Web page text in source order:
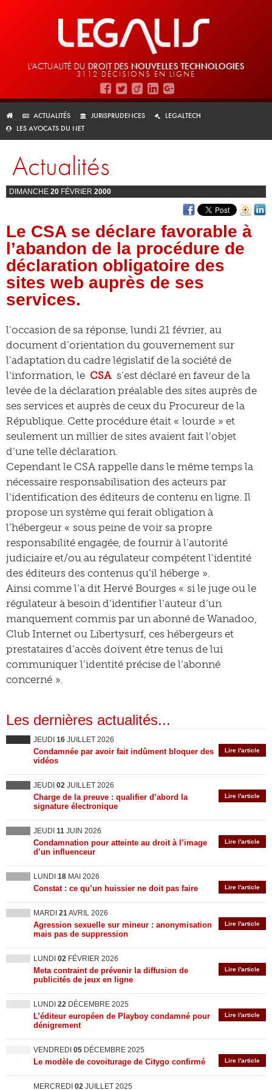
L'ACTUALITÉ DU DROIT DES NOUVELLES TECHNOLOGIES
3112 DÉCISIONS EN LIGNE
ACTUALITÉS JURISPRUDENCES
LEGALTECH
LES AVOCATS DU NET
Actualités
DIMANCHE 20 FÉVRIER 2000
Le CSA se déclare favorable à
l’abandon de la procédure de
déclaration obligatoire des
sites web auprès de ses
services.
l’occasion de sa réponse, lundi 21 février, au
document d’orientation du gouvernement sur
l’adaptation du cadre législatif de la société de
l’information, le CSA s’est déclaré en faveur de la
levée de la déclaration préalable des sites auprès de
ses services et auprès de ceux du Procureur de la
République. Cette procédure était « lourde » et
seulement un millier de sites avaient fait l’objet
d’une telle déclaration.
Cependant le CSA rappelle dans le même temps la
nécessaire responsabilisation des acteurs par
l’identification des éditeurs de contenu en ligne. Il
propose un système qui ferait obligation à
l’hébergeur « sous peine de voir sa propre
responsabilité engagée, de fournir à l’autorité
judiciaire et/ou au régulateur compétent l’identité
des éditeurs des contenus qu’il héberge ».
Ainsi comme l’a dit Hervé Bourges « si le juge ou le
régulateur à besoin d’identifier l’auteur d’un
manquement commis par un abonné de Wanadoo,
Club Internet ou Libertysurf, ces hébergeurs et
prestataires d’accès doivent être tenus de lui
communiquer l’identité précise de l’abonné
concerné ».
Les dernières actualités...
JEUDI 16 JUILLET 2026
Lire l'article
Condamnée par avoir fait indûment bloquer des
vidéos
JEUDI 02 JUILLET 2026
Lire l'article
Charge de la preuve : qualifier d’abord la
signature électronique
JEUDI 11 JUIN 2026
Lire l'article
Condamnation pour atteinte au droit à l’image
d’un influenceur
LUNDI 18 MAI 2026
Lire l'article
Constat : ce qu’un huissier ne doit pas faire
MARDI 21AVRIL 2026
Lire l'article
Agression sexuelle sur mineur : anonymisation
mais pas de suppression
LUNDI 02 FÉVRIER 2026
Lire l'article
Meta contraint de prévenir la diffusion de
publicités de jeux en ligne
LUNDI 22 DÉCEMBRE 2025
Lire l'article
L’éditeur européen de Playboy condamné pour
dénigrement
VENDREDI 05 DÉCEMBRE 2025
Lire l'article
Le modèle de covoiturage de Citygo confirmé
MERCREDI 02 JUILLET 2025